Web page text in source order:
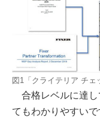
図1「クライテリア チェ
合格レベルに達し
てもわかりやすいで